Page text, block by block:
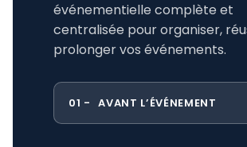
événementielle complète et
centralisée pour organiser,
prolonger vos événements.
01 AVANT L’ÉVÉNEMENT